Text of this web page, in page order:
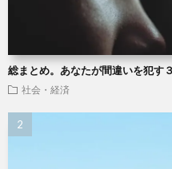
総まとめ。あなたが間違いを犯す
社会・経済